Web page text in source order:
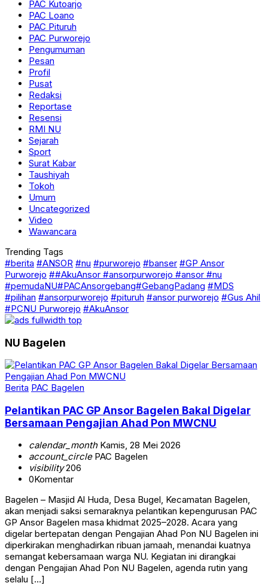
PAC Kutoarjo
PAC Loano
PAC Pituruh
PAC Purworejo
Pengumuman
Pesan
Profil
Pusat
Redaksi
Reportase
Resensi
RMI NU
Sejarah
Sport
Surat Kabar
Taushiyah
Tokoh
Umum
Uncategorized
Video
Wawancara
Trending Tags
#berita #ANSOR #nu #purworejo #banser #GP Ansor
Purworejo ##AkuAnsor #ansorpurworejo #ansor #nu
#pemudaNU#PACAnsorgebang#GebangPadang #MDS
#pilihan #ansorpurworejo #pituruh #ansor purworejo #Gus Ahil
#PCNU Purworejo #AkuAnsor
NU Bagelen
Berita PAC Bagelen
Pelantikan PAC GP Ansor Bagelen Bakal Digelar
Bersamaan Pengajian Ahad Pon MWCNU
calendar_monthKamis, 28 Mei 2026
account_circlePAC Bagelen
visibility206
0Komentar
Bagelen – Masjid Al Huda, Desa Bugel, Kecamatan Bagelen,
akan menjadi saksi semaraknya pelantikan kepengurusan PAC
GP Ansor Bagelen masa khidmat 2025–2028. Acara yang
digelar bertepatan dengan Pengajian Ahad Pon NU Bagelen ini
diperkirakan menghadirkan ribuan jamaah, menandai kuatnya
semangat kebersamaan warga NU. Kegiatan ini dirangkai
dengan Pengajian Ahad Pon NU Bagelen, agenda rutin yang
selalu […]